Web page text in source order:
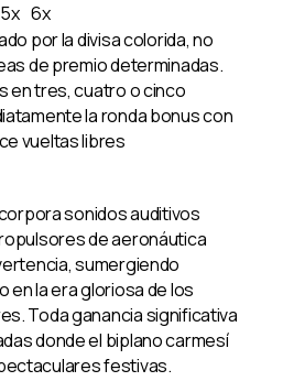
6x
por la divisa colorida, no
de premio determinadas.
en tres, cuatro o cinco
la ronda bonus con
vueltas libres
sonidos auditivos
de aeronáutica
sumergiendo
en la era gloriosa de los
Toda ganancia significativa
donde el biplano carmesí
festivas.